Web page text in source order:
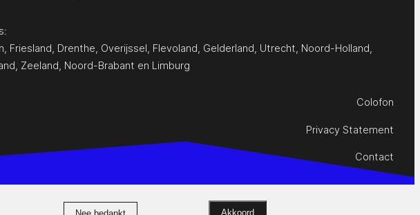
Akkoord
Friesland Drenthe Overijssel Flevoland Gelderland Utrecht Noord-Holland
Zeeland Noord-Brabant en Limburg
Colofon
Privacy Statement
Contact